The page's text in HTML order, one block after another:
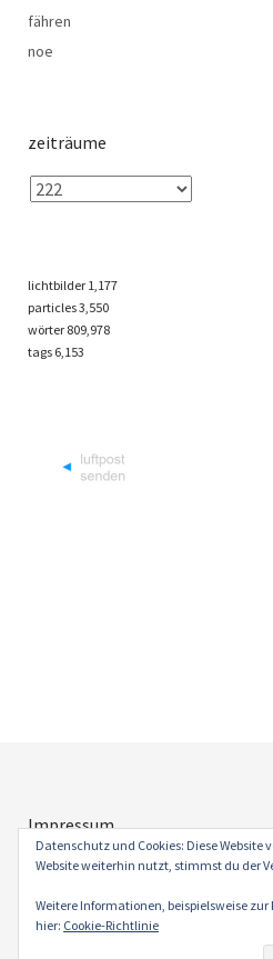
fähren
noe
zeiträume
lichtbilder 1,177
particles3,550
wörter 809,978
tags 6,153
Impressum
Datenschutz
Datenschutz und Cookies: Diese Website
Website weiterhin nutzt, stimmst du der
Weitere Informationen, beispielsweise zur
hier: Cookie-Richtlinie